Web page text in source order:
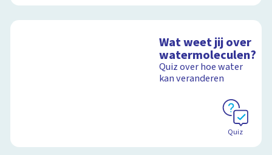
Wat weet jij over
watermoleculen?
Quiz over hoe water
kan veranderen
Quiz